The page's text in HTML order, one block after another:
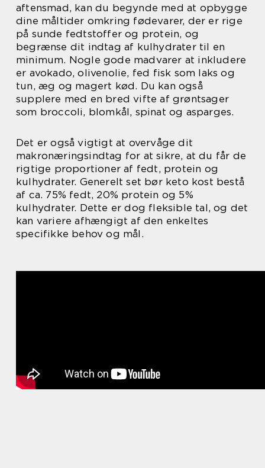
aftensmad, kan du begynde med at opbygge
dine måltider omkring fødevarer, der er rige
på sunde fedtstoffer og protein, og
begrænse dit indtag af kulhydrater til en
minimum. Nogle gode madvarer at inkludere
er avokado, olivenolie, fed fisk som laks og
tun, æg og magert kød. Du kan også
supplere med en bred vifte af grøntsager
som broccoli, blomkål, spinat og asparges.
Det er også vigtigt at overvåge dit
makronæringsindtag for at sikre, at du får de
rigtige proportioner af fedt, protein og
kulhydrater. Generelt set bør keto kost bestå
af ca. 75% fedt, 20% protein og 5%
kulhydrater. Dette er dog fleksible tal, og det
kan variere afhængigt af den enkeltes
specifikke behov og mål.